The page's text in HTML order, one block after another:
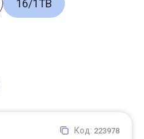
16/1TB
Код: 223978